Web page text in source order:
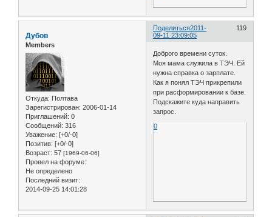
Поделиться 119
2011-
09-11 23:09:05
Дубов
Members
Откуда: Полтава
Зарегистрирован: 2006-01-14
Приглашений: 0
Сообщений: 316
Уважение: [+0/-0]
Позитив: [+0/-0]
Возраст: 57 [1969-06-06]
Провел на форуме:
Не определено
Последний визит:
2014-09-25 14:01:28
Доброго времени суток.
Моя мама служила в ТЭЧ. Ей
нужна справка о зарплате.
Как я понял ТЭЧ прикрепили
при расформировании к базе.
Подскажите куда направить
запрос.
0